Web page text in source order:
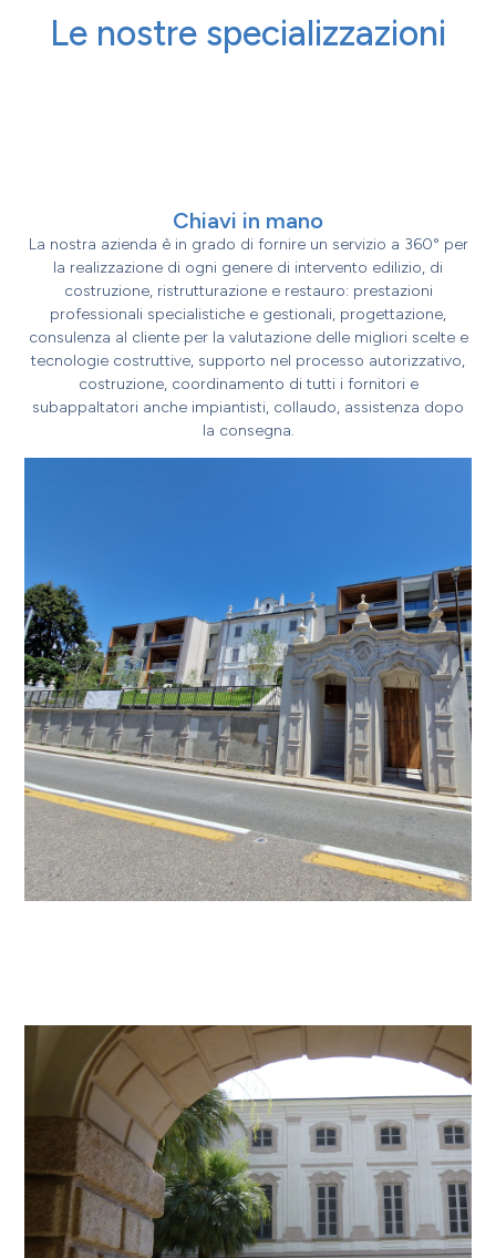
Le nostre specializzazioni
Chiavi in mano
La nostra azienda è in grado di fornire un servizio a 360° per
la realizzazione di ogni genere di intervento edilizio, di
costruzione, ristrutturazione e restauro: prestazioni
professionali specialistiche e gestionali, progettazione,
consulenza al cliente per la valutazione delle migliori scelte e
tecnologie costruttive, supporto nel processo autorizzativo,
costruzione, coordinamento di tutti i fornitori e
subappaltatori anche impiantisti, collaudo, assistenza dopo
la consegna.